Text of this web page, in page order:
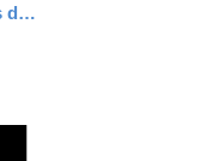
Video explicativo contenidos digitales